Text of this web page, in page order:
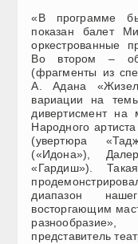
«В программе
показан балет
оркестрованные
Во втором –
(фрагменты из
А. Адана
вариации на
дивертисмент на
Народного
(увертюра
(«Идона»),
«Гардиш»).
диапазон
восторгающим
представитель